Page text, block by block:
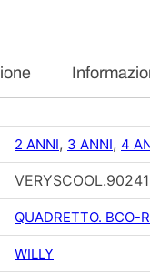
2 ANNI, 3 ANNI, 4
QUADRETTO. BCO-
WILLY